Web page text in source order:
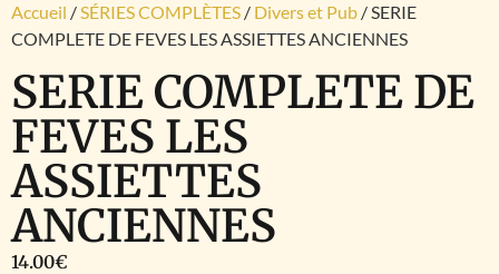
Accueil /SÉRIES COMPLÈTES / Divers et Pub / SERIE
COMPLETE DE FEVES LES ASSIETTES ANCIENNES
SERIE COMPLETE DE
FEVES LES
ASSIETTES
ANCIENNES
14.00€